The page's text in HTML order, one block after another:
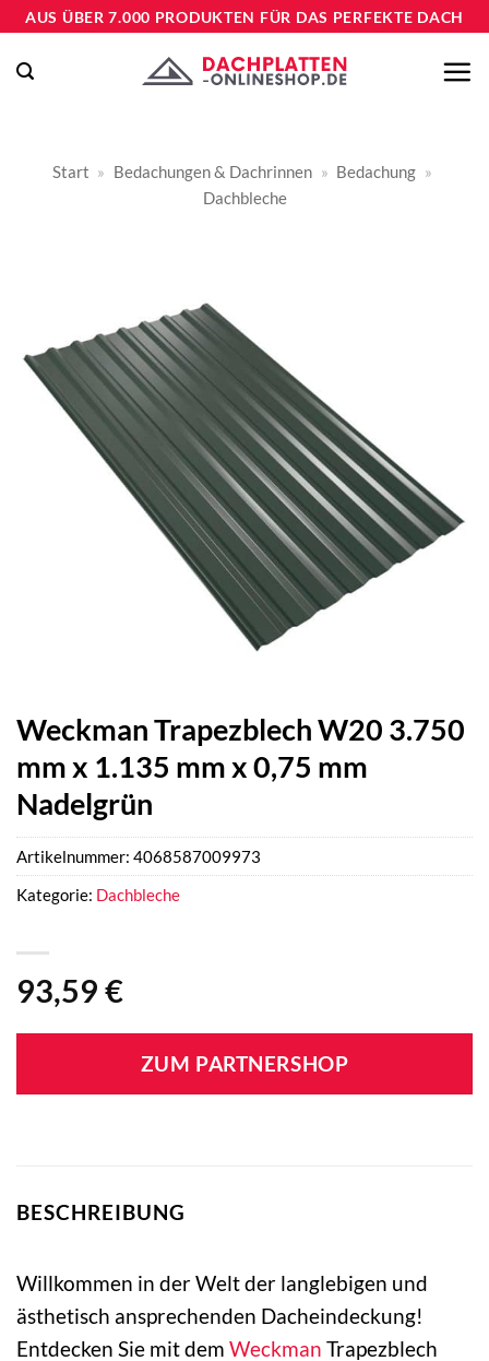
Zum
springen
AUS ÜBER 7.000 PRODUKTEN FÜR DAS PERFEKTE DACH
Start » Bedachungen & Dachrinnen » Bedachung »
Dachbleche
Weckman Trapezblech W20 3.750
mm x 1.135 mm x 0,75 mm
Nadelgrün
93,59 €
ZUM PARTNERSHOP
Artikelnummer: 4068587009973
Kategorie: Dachbleche
BESCHREIBUNG
Willkommen in der Welt der langlebigen und
ästhetisch ansprechenden Dacheindeckung!
Entdecken Sie mit dem Weckman Trapezblech